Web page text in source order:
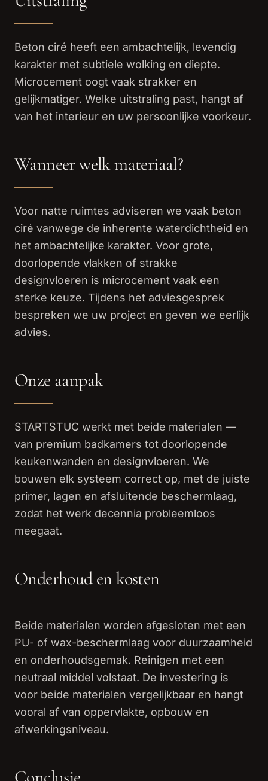
Beton ciré heeft een ambachtelijk, levendig
karakter met subtiele wolking en diepte.
Microcement oogt vaak strakker en
gelijkmatiger. Welke uitstraling past, hangt af
van het interieur en uw persoonlijke voorkeur.
Wanneer welk materiaal?
Voor natte ruimtes adviseren we vaak beton
ciré vanwege de inherente waterdichtheid en
het ambachtelijke karakter. Voor grote,
doorlopende vlakken of strakke
designvloeren is microcement vaak een
sterke keuze. Tijdens het adviesgesprek
bespreken we uw project en geven we eerlijk
advies.
Onze aanpak
STARTSTUC werkt met beide materialen —
van premium badkamers tot doorlopende
keukenwanden en designvloeren. We
bouwen elk systeem correct op, met de juiste
primer, lagen en afsluitende beschermlaag,
zodat het werk decennia probleemloos
meegaat.
Onderhoud en kosten
Beide materialen worden afgesloten met een
PU- of wax-beschermlaag voor duurzaamheid
en onderhoudsgemak. Reinigen met een
neutraal middel volstaat. De investering is
voor beide materialen vergelijkbaar en hangt
vooral af van oppervlakte, opbouw en
afwerkingsniveau.